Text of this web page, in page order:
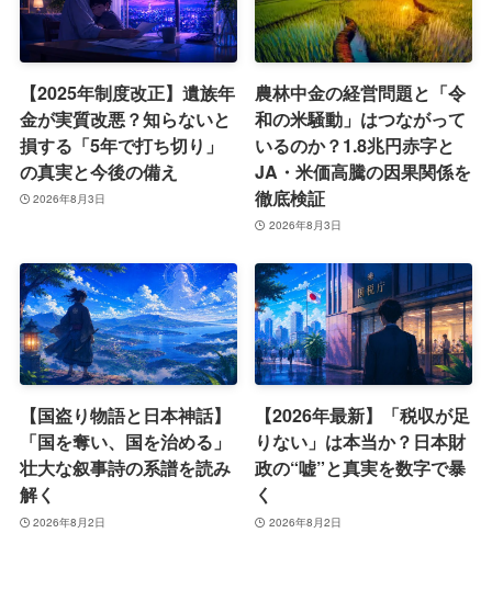
【2025年制度改正】遺族年
金が実質改悪？知らないと
損する「5年で打ち切り」
の真実と今後の備え
2026年8月3日
農林中金の経営問題と「令
和の米騒動」はつながって
いるのか？1.8兆円赤字と
JA・米価高騰の因果関係を
徹底検証
2026年8月3日
【国盗り物語と日本神話】
「国を奪い、国を治める」
壮大な叙事詩の系譜を読み
解く
2026年8月2日
【2026年最新】「税収が足
りない」は本当か？日本財
政の“嘘”と真実を数字で暴
く
2026年8月2日